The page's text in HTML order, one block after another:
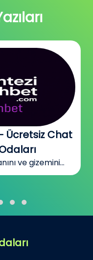
Ücretsiz Chat
ve gizemini...